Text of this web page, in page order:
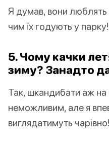
Я думав, вони люблять
чим їх годують у парку!
5. Чому качки
зиму? Занадто
Так, шкандибати аж на
неможливим, але я
виглядатимуть чарівно!